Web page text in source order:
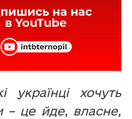
українці хочуть
– це йде, власне,